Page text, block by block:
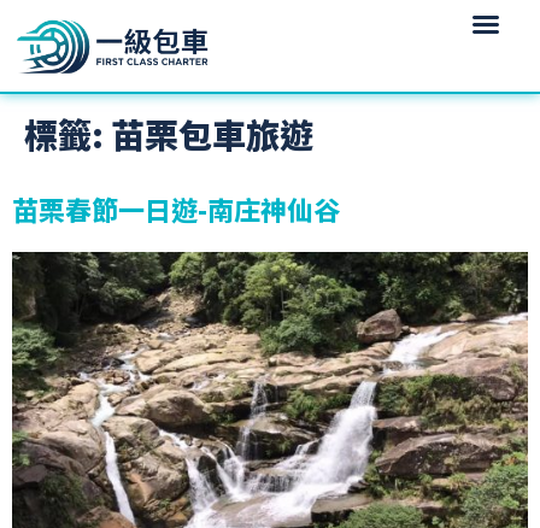
標籤: 苗栗包車旅遊
苗栗春節一日遊-南庄神仙谷